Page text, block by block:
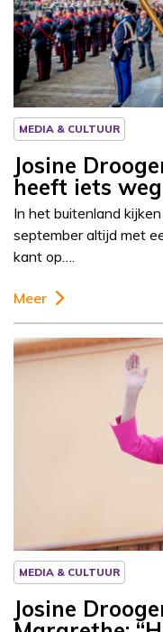
MEDIA & CULTUUR
Josine
heeft iets
In het buitenland
september altijd met
kant op….
Meer
MEDIA & CULTUUR
Josine